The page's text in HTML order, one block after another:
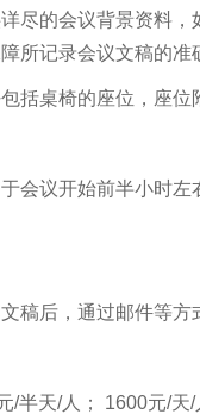
尽的会议背景资料
所记录会议文稿的准
括桌椅的座位，座位
会议开始前半小时
稿后，通过邮件等方
/半天/人； 1600元/